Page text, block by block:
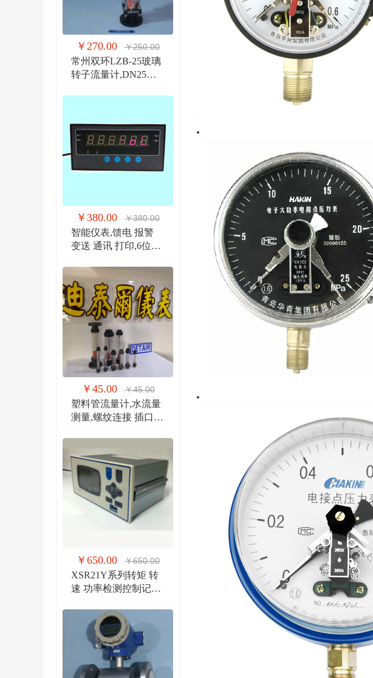
￥270.00 ￥250.00
常州双环LZB-25玻璃
转子流量计,DN25法
￥380.00 ￥380.00
智能仪表,馈电 报警
变送 通讯 打印,6位显
￥45.00 ￥45.00
塑料管流量计,水流量
测量,螺纹连接 插口连
￥650.00 ￥650.00
XSR21Y系列转矩 转
速 功率检测控制记录